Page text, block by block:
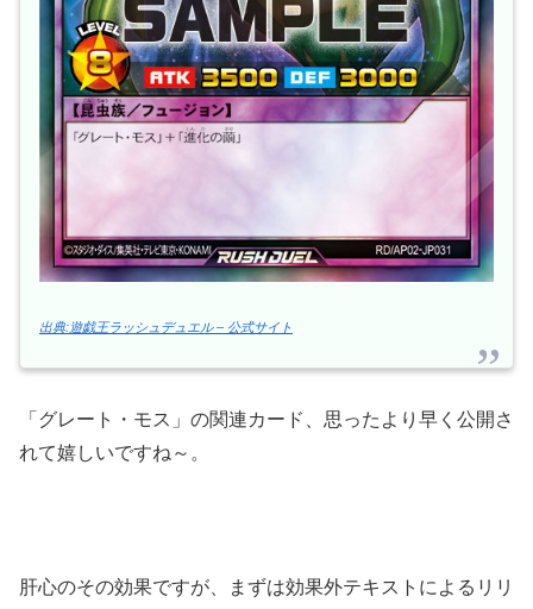
出典:遊戯王ラッシュデュエル – 公式サイト
「グレート・モス」の関連カード、思ったより早く公開さ
れて嬉しいですね～。
肝心のその効果ですが、まずは効果外テキストによるリリ